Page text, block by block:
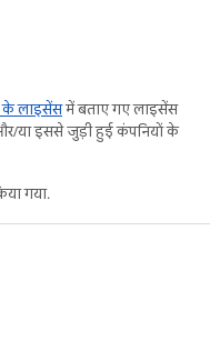
के लाइसेंसमें बताए गए लाइसेंस
या इससे जुड़ी हुई कंपनियों के
गया.